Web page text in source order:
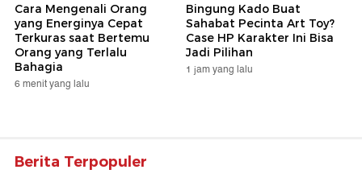
Cara Mengenali Orang
yang Energinya Cepat
Terkuras saat Bertemu
Orang yang Terlalu
Bahagia
6 menit yang lalu
Bingung Kado Buat
Sahabat Pecinta Art Toy?
Case HP Karakter Ini Bisa
Jadi Pilihan
1 jam yang lalu
Berita Terpopuler